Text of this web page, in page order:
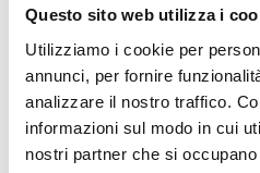
Questo sito web utilizza i
Utilizziamo i cookie per
annunci, per fornire
analizzare il nostro traffico.
informazioni sul modo in cui
nostri partner che si
IAS/IFRS, gli intangibili
riconoscibili al costo
impairment test; quelli
internamente